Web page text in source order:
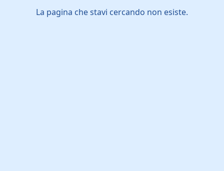
La pagina che stavi cercando non esiste.